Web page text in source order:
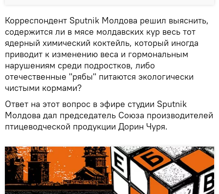
Корреспондент Sputnik Молдова решил выяснить,
содержится ли в мясе молдавских кур весь тот
ядерный химический коктейль, который иногда
приводит к изменению веса и гормональным
нарушениям среди подростков, либо
отечественные "рябы" питаются экологически
чистыми кормами?
Ответ на этот вопрос в эфире студии Sputnik
Молдова дал председатель Союза производителей
птицеводческой продукции Дорин Чуря.